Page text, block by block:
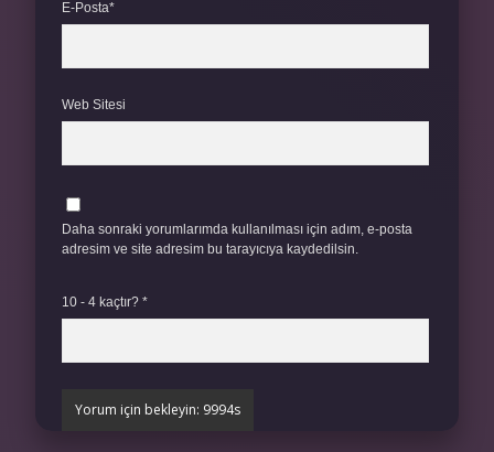
E-Posta*
Web Sitesi
Daha sonraki yorumlarımda kullanılması için adım, e-posta
adresim ve site adresim bu tarayıcıya kaydedilsin.
10 - 4 kaçtır? *